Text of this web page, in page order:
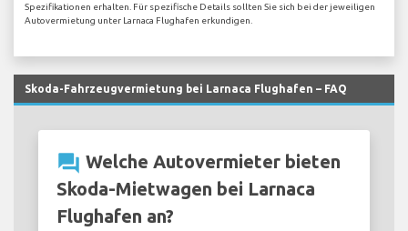
Spezifikationen erhalten. Für spezifische Details sollten Sie sich bei der jeweiligen
Autovermietung unter Larnaca Flughafen erkundigen.
Skoda-Fahrzeugvermietung bei Larnaca Flughafen – FAQ
question_answer Welche Autovermieter bieten
Skoda-Mietwagen bei Larnaca
Flughafen an?